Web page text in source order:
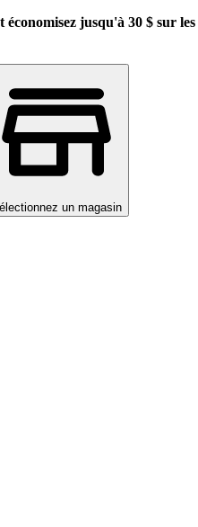
jusqu'à 30 $ sur
un magasin